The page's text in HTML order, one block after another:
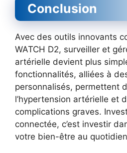
Conclusion
Avec des outils innovants
WATCH D2, surveiller et
artérielle devient plus
fonctionnalités, alliées à
personnalisés, permettent
l’hypertension artérielle et
complications graves.
connectée, c’est investir
votre bien-être au